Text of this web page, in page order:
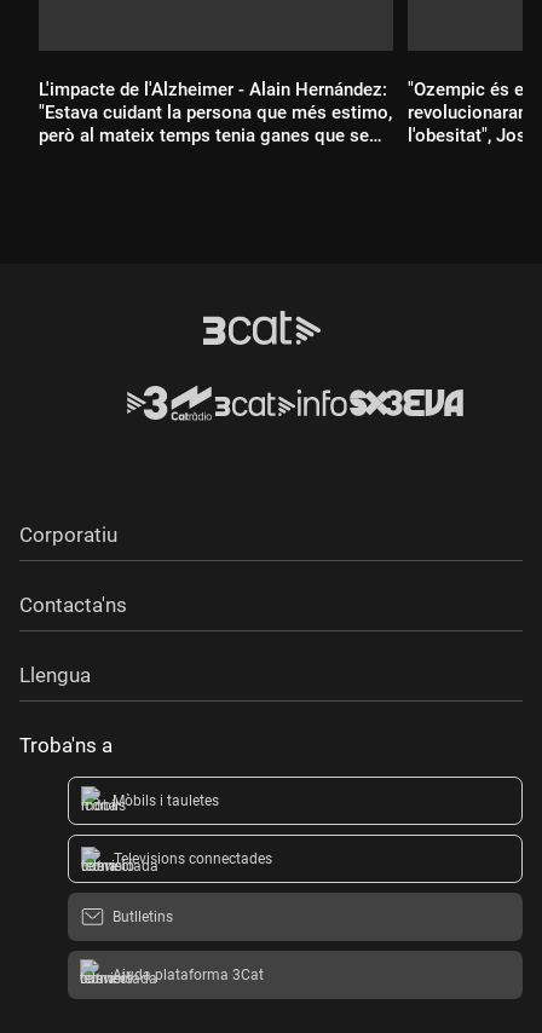
L'impacte de l'Alzheimer - Alain Hernández:
"Estava cuidant la persona que més estimo,
però al mateix temps tenia ganes que se
"Ozempic és el
revolucionaran
l'obesitat",
Corporatiu
Contacta'ns
Llengua
Troba'ns a
Mòbils i tauletes
Televisions connectades
Butlletins
Ajuda plataforma 3Cat